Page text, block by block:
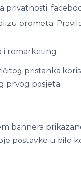
prometa.
i remarketing
pristanka
prvog posjeta.
bannera
postavke u bilo